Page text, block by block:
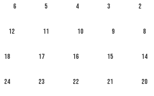
2
3
4
5
6
8
9
10
11
12
14
15
16
17
18
20
21
22
23
24